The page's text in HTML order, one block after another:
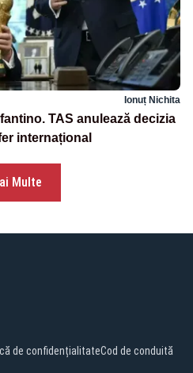
Ionuț Nichita
TAS anulează decizia
internațional
Multe
de confidențialitateCod de conduită